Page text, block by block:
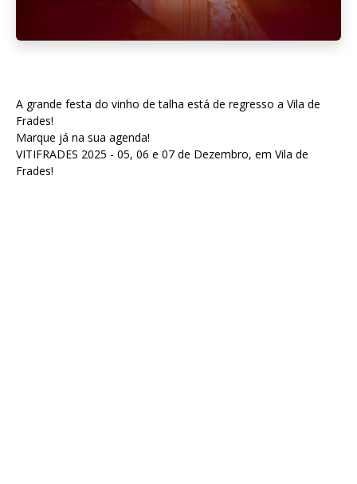
A grande festa do vinho de talha está de regresso a Vila de
Frades!
Marque já na sua agenda!
VITIFRADES 2025 - 05, 06 e 07 de Dezembro, em Vila de
Frades!